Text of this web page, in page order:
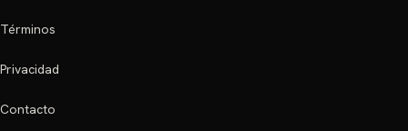
Términos
Privacidad
Contacto